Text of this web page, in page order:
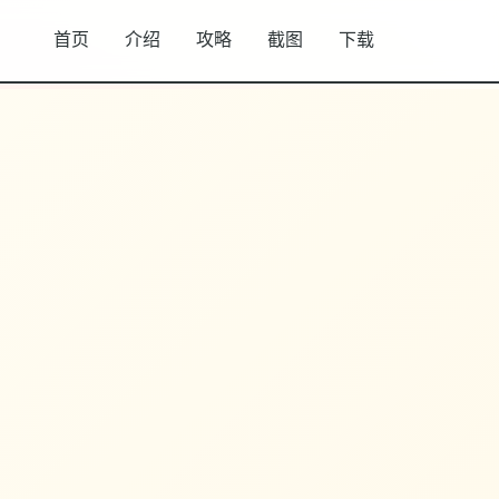
首页 介绍 攻略 截图 下载